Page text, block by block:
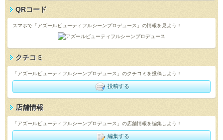
QRコード
スマホで「アズールビューティフルシーンプロデュース」の情報を見よう！
クチコミ
「アズールビューティフルシーンプロデュース」のクチコミを投稿しよう！
投稿する
店舗情報
「アズールビューティフルシーンプロデュース」の店舗情報を編集しよう！
編集する